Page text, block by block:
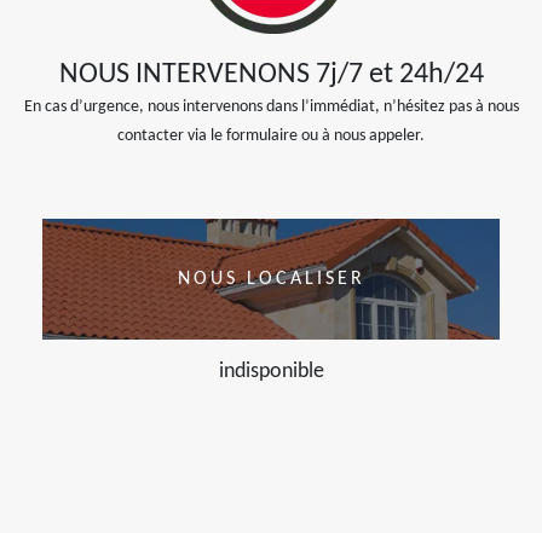
NOUS INTERVENONS 7j/7 et 24h/24
En cas d’urgence, nous intervenons dans l’immédiat, n’hésitez pas à nous
contacter via le formulaire ou à nous appeler.
NOUS LOCALISER
indisponible